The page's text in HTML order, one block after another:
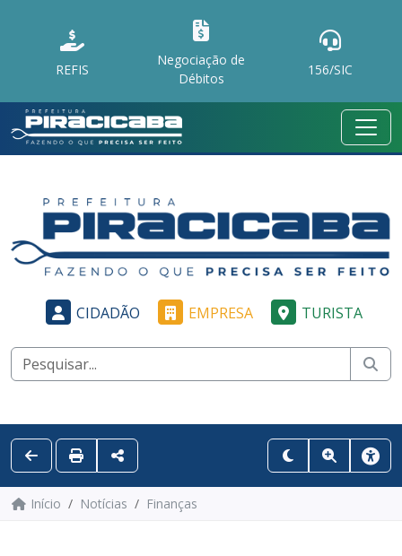
REFIS
Negociação de
Débitos
156/SIC
CIDADÃO EMPRESA TURISTA
Início Notícias Finanças